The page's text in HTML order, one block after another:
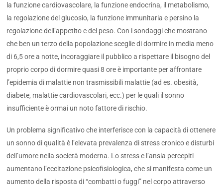
la funzione cardiovascolare, la funzione endocrina, il metabolismo,
la regolazione del glucosio, la funzione immunitaria e persino la
regolazione dell’appetito e del peso. Con i sondaggi che mostrano
che ben un terzo della popolazione sceglie di dormire in media meno
di 6,5 ore a notte, incoraggiare il pubblico a rispettare il bisogno del
proprio corpo di dormire quasi 8 ore è importante per affrontare
l’epidemia di malattie non trasmissibili malattie (ad es. obesità,
diabete, malattie cardiovascolari, ecc.) per le quali il sonno
insufficiente è ormai un noto fattore di rischio.
Un problema significativo che interferisce con la capacità di ottenere
un sonno di qualità è l’elevata prevalenza di stress cronico e disturbi
dell’umore nella società moderna. Lo stress e l’ansia percepiti
aumentano l’eccitazione psicofisiologica, che si manifesta come un
aumento della risposta di “combatti o fuggi” nel corpo attraverso